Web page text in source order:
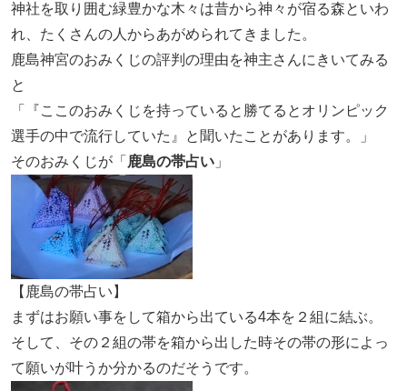
神社を取り囲む緑豊かな木々は昔から神々が宿る森といわ
れ、たくさんの人からあがめられてきました。
鹿島神宮のおみくじの評判の理由を神主さんにきいてみる
と
「『ここのおみくじを持っていると勝てるとオリンピック
選手の中で流行していた』と聞いたことがあります。」
そのおみくじが「 鹿島の帯占い 」
【鹿島の帯占い】
まずはお願い事をして箱から出ている4本を２組に結ぶ。
そして、その２組の帯を箱から出した時その帯の形によっ
て願いが叶うか分かるのだそうです。